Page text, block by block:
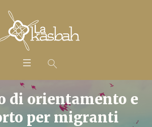
di orientamento e
per migranti